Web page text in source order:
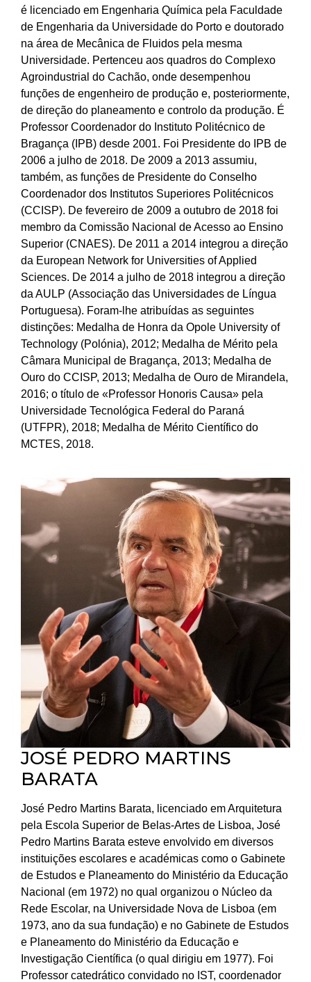
é licenciado em Engenharia Química pela Faculdade
de Engenharia da Universidade do Porto e doutorado
na área de Mecânica de Fluidos pela mesma
Universidade. Pertenceu aos quadros do Complexo
Agroindustrial do Cachão, onde desempenhou
funções de engenheiro de produção e, posteriormente,
de direção do planeamento e controlo da produção. É
Professor Coordenador do Instituto Politécnico de
Bragança (IPB) desde 2001. Foi Presidente do IPB de
2006 a julho de 2018. De 2009 a 2013 assumiu,
também, as funções de Presidente do Conselho
Coordenador dos Institutos Superiores Politécnicos
(CCISP). De fevereiro de 2009 a outubro de 2018 foi
membro da Comissão Nacional de Acesso ao Ensino
Superior (CNAES). De 2011 a 2014 integrou a direção
da European Network for Universities of Applied
Sciences. De 2014 a julho de 2018 integrou a direção
da AULP (Associação das Universidades de Língua
Portuguesa). Foram-lhe atribuídas as seguintes
distinções: Medalha de Honra da Opole University of
Technology (Polónia), 2012; Medalha de Mérito pela
Câmara Municipal de Bragança, 2013; Medalha de
Ouro do CCISP, 2013; Medalha de Ouro de Mirandela,
2016; o título de «Professor Honoris Causa» pela
Universidade Tecnológica Federal do Paraná
(UTFPR), 2018; Medalha de Mérito Científico do
MCTES, 2018.
JOSÉ PEDRO MARTINS
BARATA
José Pedro Martins Barata, licenciado em Arquitetura
pela Escola Superior de Belas-Artes de Lisboa, José
Pedro Martins Barata esteve envolvido em diversos
instituições escolares e académicas como o Gabinete
de Estudos e Planeamento do Ministério da Educação
Nacional (em 1972) no qual organizou o Núcleo da
Rede Escolar, na Universidade Nova de Lisboa (em
1973, ano da sua fundação) e no Gabinete de Estudos
e Planeamento do Ministério da Educação e
Investigação Científica (o qual dirigiu em 1977). Foi
Professor catedrático convidado no IST, coordenador